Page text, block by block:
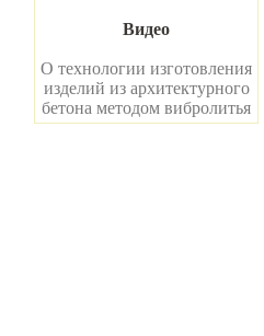
Видео
О технологии изготовления
изделий из архитектурного
бетона методом вибролитья